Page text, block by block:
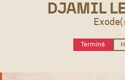
DJAMIL
Terminé